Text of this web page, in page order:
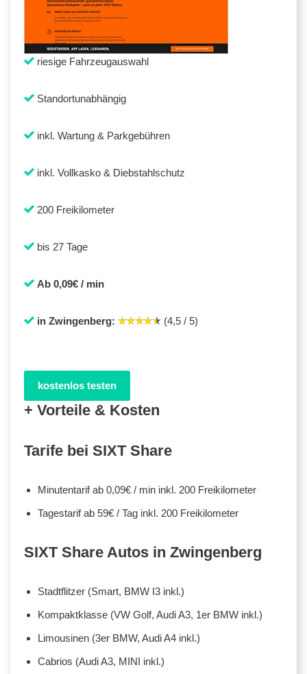
riesige Fahrzeugauswahl
Standortunabhängig
inkl. Wartung & Parkgebühren
inkl. Vollkasko & Diebstahlschutz
200 Freikilometer
bis 27 Tage
Ab 0,09€ / min
in Zwingenberg: (4,5 / 5)
kostenlos testen
+ Vorteile & Kosten
Tarife bei SIXT Share
Minutentarif ab 0,09€ / min inkl. 200 Freikilometer
Tagestarif ab 59€ / Tag inkl. 200 Freikilometer
SIXT Share Autos in Zwingenberg
Stadtflitzer (Smart, BMW I3 inkl.)
Kompaktklasse (VW Golf, Audi A3, 1er BMW inkl.)
Limousinen (3er BMW, Audi A4 inkl.)
Cabrios (Audi A3, MINI inkl.)